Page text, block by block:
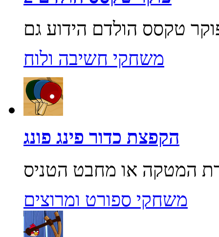
משחקי חשיבה ולוח
הקפצת כדור פינג פונג
משחקי ספורט ומרוצים